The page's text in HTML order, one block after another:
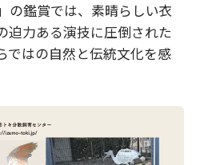
の鑑賞では、素晴らしい衣
迫力ある演技に圧倒された
ではの自然と伝統文化を感